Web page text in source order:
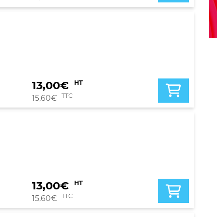
13,00€ HT
15,60€ TTC
13,00€ HT
15,60€ TTC